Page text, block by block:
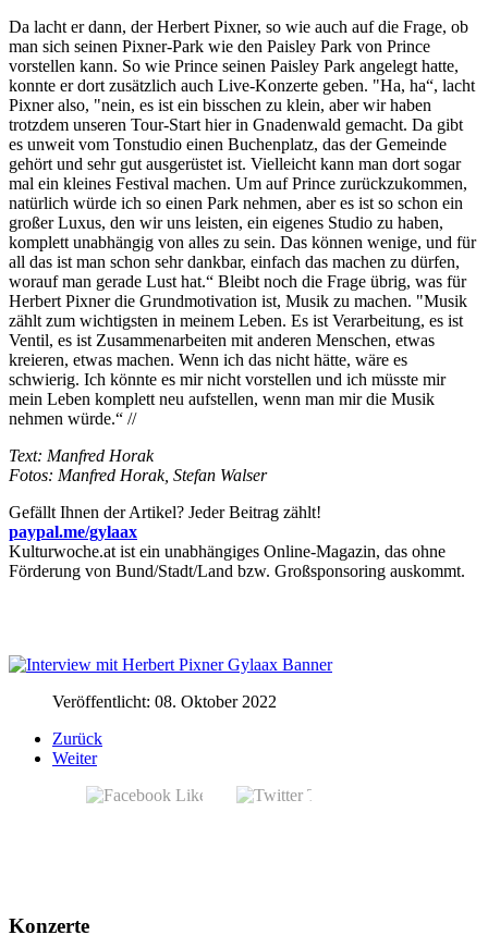
Da lacht er dann, der Herbert Pixner, so wie auch auf die Frage, ob
man sich seinen Pixner-Park wie den Paisley Park von Prince
vorstellen kann. So wie Prince seinen Paisley Park angelegt hatte,
konnte er dort zusätzlich auch Live-Konzerte geben. "Ha, ha“, lacht
Pixner also, "nein, es ist ein bisschen zu klein, aber wir haben
trotzdem unseren Tour-Start hier in Gnadenwald gemacht. Da gibt
es unweit vom Tonstudio einen Buchenplatz, das der Gemeinde
gehört und sehr gut ausgerüstet ist. Vielleicht kann man dort sogar
mal ein kleines Festival machen. Um auf Prince zurückzukommen,
natürlich würde ich so einen Park nehmen, aber es ist so schon ein
großer Luxus, den wir uns leisten, ein eigenes Studio zu haben,
komplett unabhängig von alles zu sein. Das können wenige, und für
all das ist man schon sehr dankbar, einfach das machen zu dürfen,
worauf man gerade Lust hat.“ Bleibt noch die Frage übrig, was für
Herbert Pixner die Grundmotivation ist, Musik zu machen. "Musik
zählt zum wichtigsten in meinem Leben. Es ist Verarbeitung, es ist
Ventil, es ist Zusammenarbeiten mit anderen Menschen, etwas
kreieren, etwas machen. Wenn ich das nicht hätte, wäre es
schwierig. Ich könnte es mir nicht vorstellen und ich müsste mir
mein Leben komplett neu aufstellen, wenn man mir die Musik
nehmen würde.“ //
Text: Manfred Horak
Fotos: Manfred Horak, Stefan Walser
Gefällt Ihnen der Artikel? Jeder Beitrag zählt!
paypal.me/gylaax
Kulturwoche.at ist ein unabhängiges Online-Magazin, das ohne
Förderung von Bund/Stadt/Land bzw. Großsponsoring auskommt.
Veröffentlicht: 08. Oktober 2022
Zurück
Weiter
Konzerte